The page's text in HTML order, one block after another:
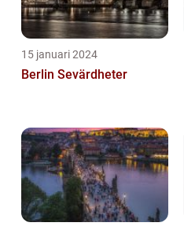
15 januari 2024
Berlin Sevärdheter